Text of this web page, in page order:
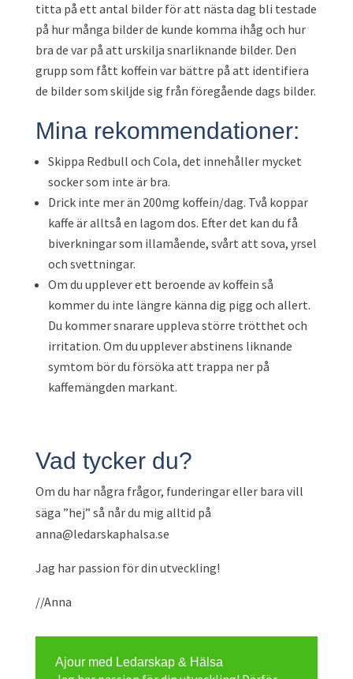
titta på ett antal bilder för att nästa dag bli testade
på hur många bilder de kunde komma ihåg och hur
bra de var på att urskilja snarliknande bilder. Den
grupp som fått koffein var bättre på att identifiera
de bilder som skiljde sig från föregående dags bilder.
Mina rekommendationer:
Skippa Redbull och Cola, det innehåller mycket
socker som inte är bra.
Drick inte mer än 200mg koffein/dag. Två koppar
kaffe är alltså en lagom dos. Efter det kan du få
biverkningar som illamående, svårt att sova, yrsel
och svettningar.
Om du upplever ett beroende av koffein så
kommer du inte längre känna dig pigg och allert.
Du kommer snarare uppleva större trötthet och
irritation. Om du upplever abstinens liknande
symtom bör du försöka att trappa ner på
kaffemängden markant.
Vad tycker du?
Om du har några frågor, funderingar eller bara vill
säga ”hej” så når du mig alltid på
anna@ledarskaphalsa.se
Jag har passion för din utveckling!
//Anna
Ajour med Ledarskap & Hälsa